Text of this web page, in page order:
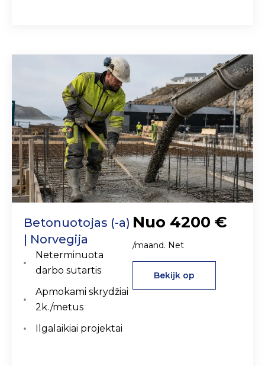
Betonuotojas (-a)
| Norvegija
Neterminuota
darbo sutartis
Apmokami skrydžiai
2k./metus
Ilgalaikiai projektai
Nuo 4200 €
/maand. Net
Bekijk op